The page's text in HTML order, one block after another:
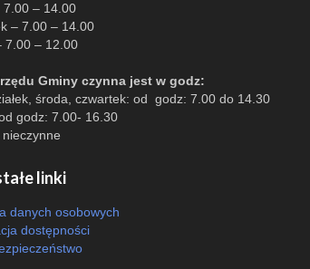
7.00 – 14.00
– 7.00 – 14.00
7.00 – 12.00
Gminy czynna jest w godz:
środa, czwartek: od godz: 7.00 do 14.30
godz: 7.00- 16.30
linki
danych osobowych
dostępności